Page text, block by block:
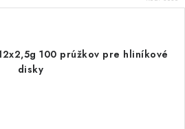
100 prúžkov pre hliníkové
disky